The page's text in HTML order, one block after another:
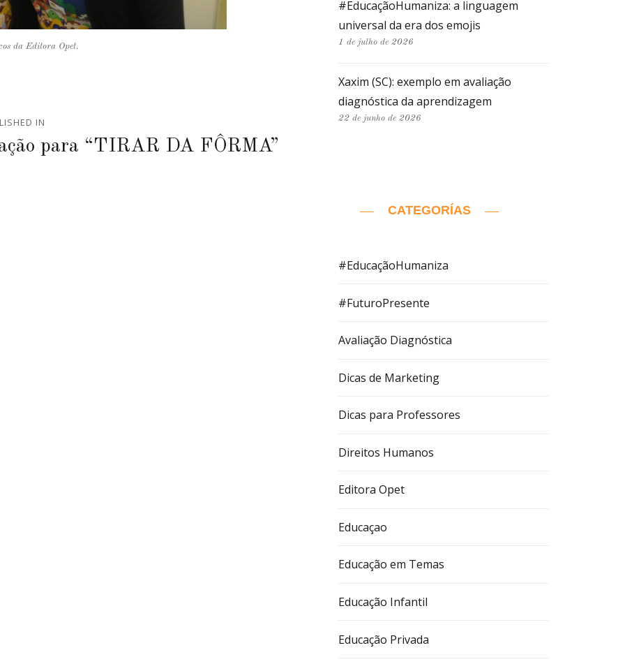
da Editora Opet.
IN
para “TIRAR DA FÔRMA”
#EducaçãoHumaniza: a linguagem
universal da era dos emojis
1 de julho de 2026
Xaxim (SC): exemplo em avaliação
diagnóstica da aprendizagem
22 de junho de 2026
CATEGORÍAS
#EducaçãoHumaniza
#FuturoPresente
Avaliação Diagnóstica
Dicas de Marketing
Dicas para Professores
Direitos Humanos
Editora Opet
Educaçao
Educação em Temas
Educação Infantil
Educação Privada